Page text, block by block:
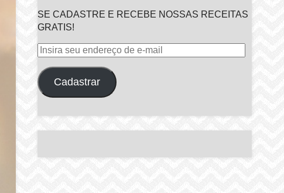
SE CADASTRE E RECEBE NOSSAS RECEITAS
GRATIS!
Insira
endereço
de
Cadastrar